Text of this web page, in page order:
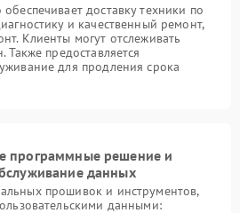
доставку техники по
и качественный ремонт,
Клиенты могут отслеживать
Также предоставляется
для продления срока
программные решение и
данных
прошивок и инструментов,
данными: